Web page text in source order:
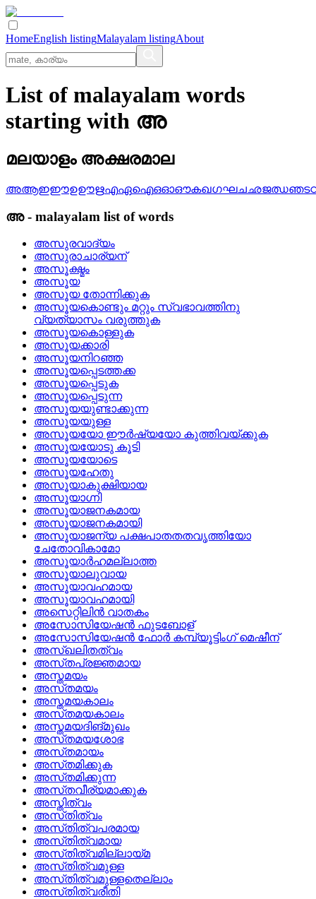
HomeEnglish listingMalayalam listingAbout
List of malayalam words
starting with അ
മലയാളം അക്ഷരമാല
അആഇഈഉഊഋഎഏഐഒഓഔകഖഗഘചഛജഝഞട
അ- malayalam list of words
അസുരവാദ്യം
അസുരാചാര്യന്
അസൂക്ഷ്മം
അസൂയ
അസൂയ തോന്നിക്കുക
അസൂയകൊണ്ടും മറ്റും സ്വഭാവത്തിനു
വ്യത്യാസം വരുത്തുക
അസൂയകൊള്ളുക
അസൂയക്കാരി
അസൂയനിറഞ്ഞ
അസൂയപ്പെടത്തക്ക
അസൂയപ്പെടുക
അസൂയപ്പെടുന്ന
അസൂയയുണ്ടാക്കുന്ന
അസൂയയുള്ള
അസൂയയോ ഈര്‍ഷ്യയോ കുത്തിവയ്‌ക്കുക
അസൂയയോടു കൂടി
അസൂയയോടെ
അസൂയഹേതു
അസൂയാകുക്ഷിയായ
അസൂയാഗ്നി
അസൂയാജനകമായ
അസൂയാജനകമായി
അസൂയാജന്യ പക്ഷപാതതതവൃത്തിയോ
ചേതോവികാമോ
അസൂയാര്‍ഹമല്ലാത്ത
അസൂയാലുവായ
അസൂയാവഹമായ
അസൂയാവഹമായി
അസെറ്റിലിന്‍ വാതകം
അസോസിയേഷന്‍ ഫുടബോള്
അസോസിയേഷന്‍ ഫോര്‍ കമ്പ്യൂട്ടിംഗ്‌ മെഷീന്
അസ്‌ഖലിതത്വം
അസ്‌തപ്രജ്ഞമായ
അസ്തമയം
അസ്‌തമയം
അസ്തമയകാലം
അസ്‌തമയകാലം
അസ്തമയദിങ്മുഖം
അസ്‌തമയശോഭ
അസ്‌തമായം
അസ്‌തമിക്കുക
അസ്‌തമിക്കുന്ന
അസ്‌തവീര്യമാക്കുക
അസ്തിത്വം
അസ്‌തിത്വം
അസ്‌തിത്വപരമായ
അസ്‌തിത്വമായ
അസ്‌തിത്വമില്ലായ്‌മ
അസ്‌തിത്വമുള്ള
അസ്‌തിത്വമുള്ളതെല്ലാം
അസ്‌തിത്വരീതി